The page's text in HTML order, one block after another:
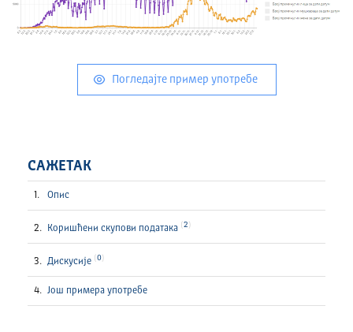
Погледајте пример употребе
САЖЕТАК
Опис
Коришћени скупови података 2
Дискусије 0
Још примера употребе